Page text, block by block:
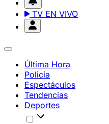
TV EN VIVO
Última Hora
Policía
Espectáculos
Tendencias
Deportes